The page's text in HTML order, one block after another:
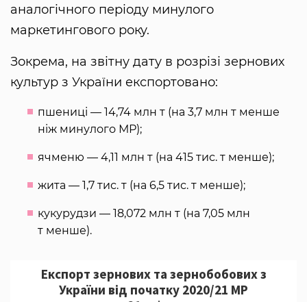
аналогічного періоду минулого
маркетингового року.
Зокрема, на звітну дату в розрізі зернових
культур з України експортовано:
пшениці — 14,74 млн т (на 3,7 млн т менше
ніж минулого МР);
ячменю — 4,11 млн т (на 415 тис. т менше);
жита — 1,7 тис. т (на 6,5 тис. т менше);
кукурудзи — 18,072 млн т (на 7,05 млн
т менше).